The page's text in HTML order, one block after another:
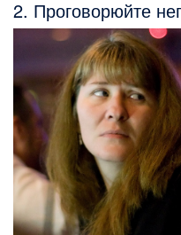
2. Проговорюйте